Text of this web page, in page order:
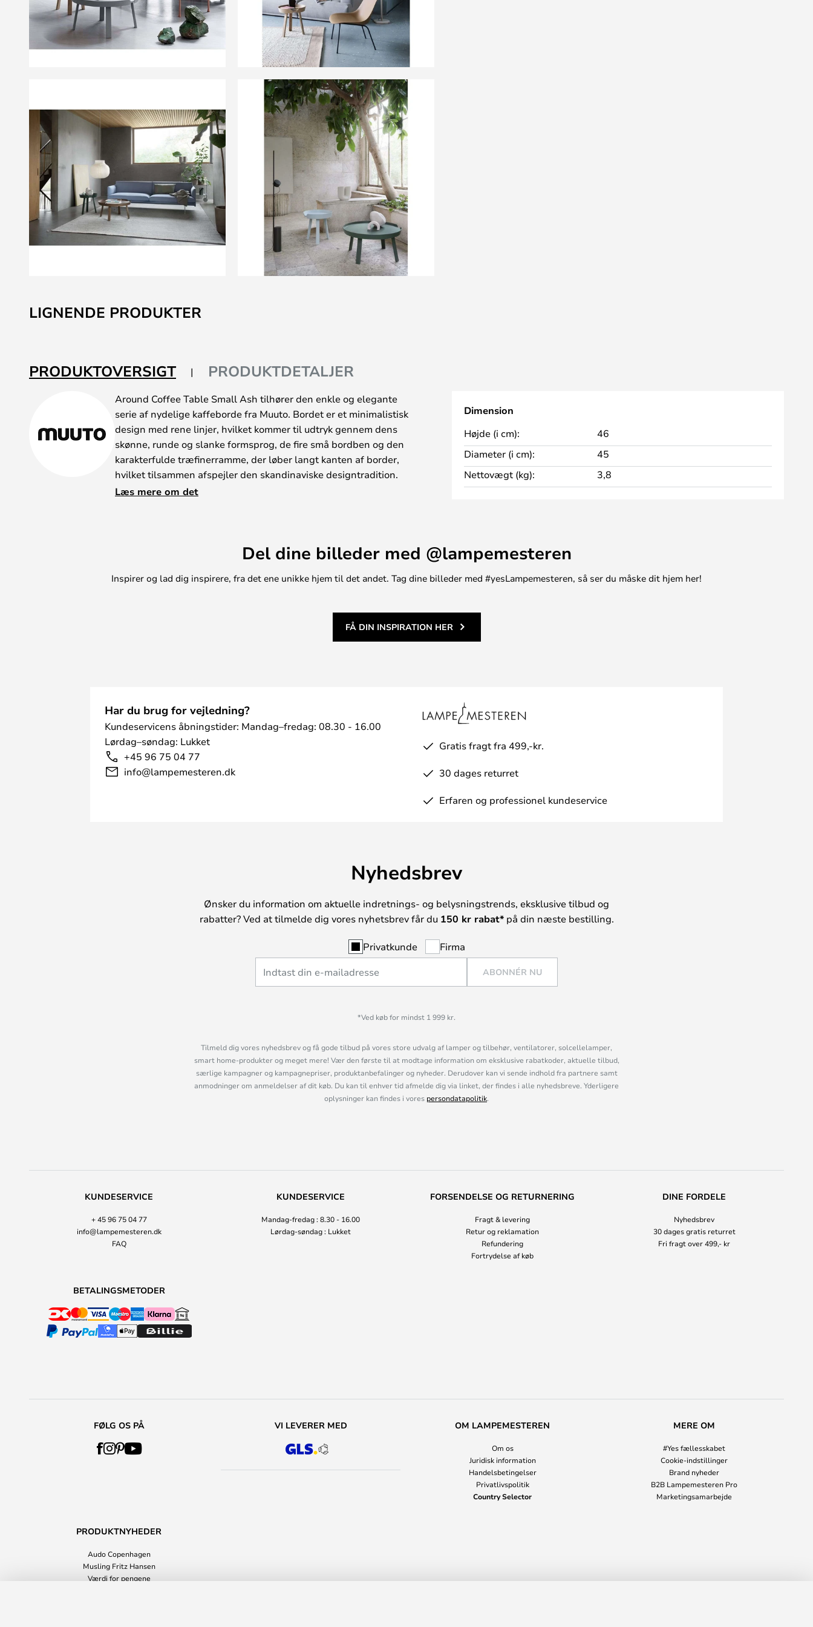
til
starten
LIGNENDE PRODUKTER
PRODUKTOVERSIGT PRODUKTDETALJER
Around Coffee Table Small Ash tilhører den enkle og elegante
serie af nydelige kaffeborde fra Muuto. Bordet er et minimalistisk
design med rene linjer, hvilket kommer til udtryk gennem dens
skønne, runde og slanke formsprog, de fire små bordben og den
karakterfulde træfinerramme, der løber langt kanten af border,
hvilket tilsammen afspejler den skandinaviske designtradition.
Kaffebordet er fremstillet i træ med diverse flotte farvelakeringer,
eksempelvis i stuen, i soveværelset, på et hotelværelse, i et lounge-
Læs mere om det
Dimension
Højde (i cm):
46
Diameter (i cm):
45
Nettovægt (kg):
3,8
Del dine billeder med @lampemesteren
Inspirer og lad dig inspirere, fra det ene unikke hjem til det andet. Tag dine billeder med #yesLampemesteren, så ser du måske dit hjem her!
FÅ DIN INSPIRATION HER
Har du brug for vejledning?
Kundeservicens åbningstider: Mandag–fredag: 08.30 - 16.00
Lørdag–søndag: Lukket
+45 96 75 04 77
info@lampemesteren.dk
Gratis fragt fra 499,-kr.
30 dages returret
Erfaren og professionel kundeservice
Nyhedsbrev
Ønsker du information om aktuelle indretnings- og belysningstrends, eksklusive tilbud og
rabatter? Ved at tilmelde dig vores nyhetsbrev får du 150 kr rabat*på din næste bestilling.
Privatkunde Firma
ABONNÉR NU
*Ved køb for mindst 1 999 kr.
Tilmeld dig vores nyhedsbrev og få gode tilbud på vores store udvalg af lamper og tilbehør, ventilatorer, solcellelamper,
smart home-produkter og meget mere! Vær den første til at modtage information om eksklusive rabatkoder, aktuelle tilbud,
særlige kampagner og kampagnepriser, produktanbefalinger og nyheder. Derudover kan vi sende indhold fra partnere samt
anmodninger om anmeldelser af dit køb. Du kan til enhver tid afmelde dig via linket, der findes i alle nyhedsbreve. Yderligere
oplysninger kan findes i vores persondatapolitik.
KUNDESERVICE
+ 45 96 75 04 77
info@lampemesteren.dk
FAQ
KUNDESERVICE
Mandag-fredag : 8.30 - 16.00
Lørdag-søndag : Lukket
FORSENDELSE OG RETURNERING
Fragt & levering
Retur og reklamation
Refundering
Fortrydelse af køb
DINE FORDELE
Nyhedsbrev
30 dages gratis returret
Fri fragt over 499,- kr
BETALINGSMETODER
FØLG OS PÅ VI LEVERER MED OM LAMPEMESTEREN
Om os
Juridisk information
Handelsbetingelser
Privatlivspolitik
Country Selector
MERE OM
#Yes fællesskabet
Cookie-indstillinger
Brand nyheder
B2B Lampemesteren Pro
Marketingsamarbejde
PRODUKTNYHEDER
Audo Copenhagen
Musling Fritz Hansen
Værdi for pengene